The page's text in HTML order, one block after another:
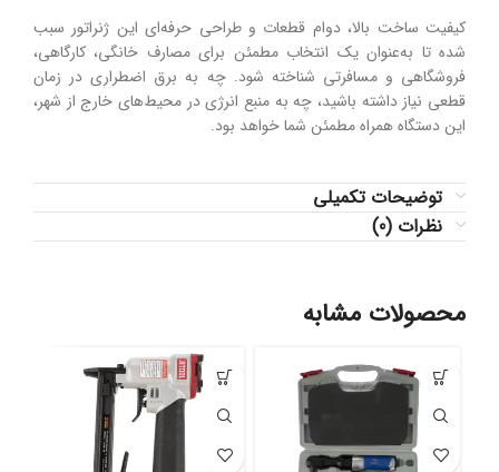
کیفیت ساخت بالا، دوام قطعات و طراحی حرفه‌ای این ژنراتور سبب
شده تا به‌عنوان یک انتخاب مطمئن برای مصارف خانگی، کارگاهی،
فروشگاهی و مسافرتی شناخته شود. چه به برق اضطراری در زمان
قطعی نیاز داشته باشید، چه به منبع انرژی در محیط‌های خارج از شهر،
این دستگاه همراه مطمئن شما خواهد بود.
توضیحات تکمیلی
نظرات (0)
محصولات مشابه